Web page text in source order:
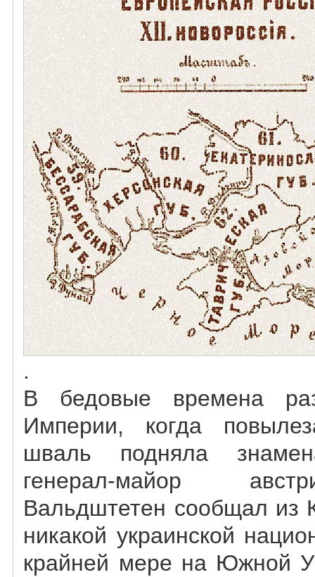
.
В бедовые времена
Империи, когда
шваль подняла
генерал-майор
Вальдштетен сообщал из
никакой украинской
крайней мере на Южной